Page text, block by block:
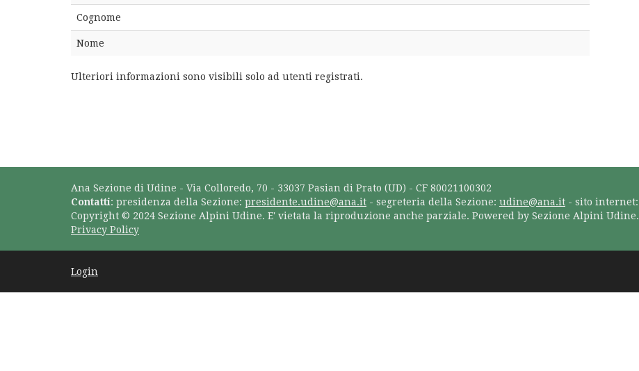
Cognome
Nome
Ulteriori informazioni sono visibili solo ad utenti registrati.
Ana Sezione di Udine - Via Colloredo, 70 - 33037 Pasian di Prato (UD) - CF 80021100302
Contatti: presidenza della Sezione: presidente.udine@ana.it - segreteria della Sezione: udine@ana.it - sito internet:
Copyright © 2024 Sezione Alpini Udine. E' vietata la riproduzione anche parziale. Powered by Sezione Alpini Udine.
Privacy Policy
Login